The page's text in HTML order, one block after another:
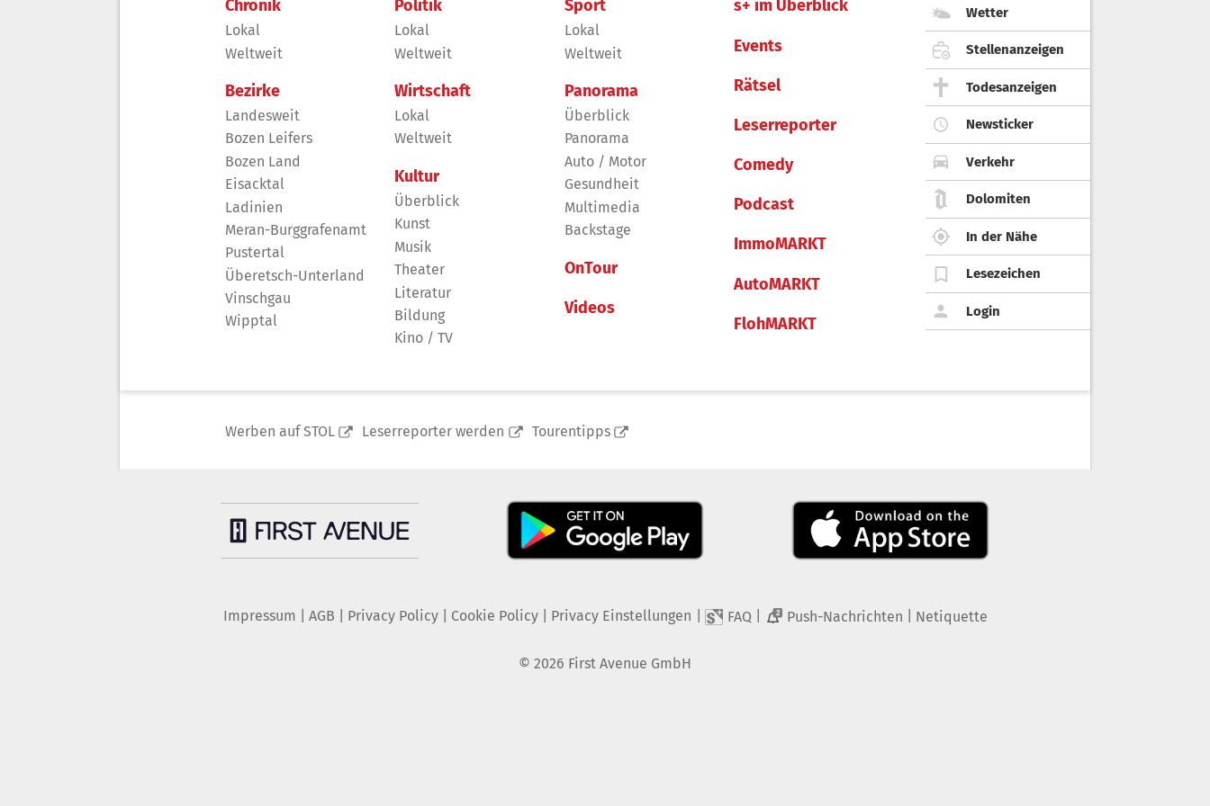
Chronik
Lokal
Weltweit
Bezirke
Landesweit
Bozen Leifers
Bozen Land
Eisacktal
Ladinien
Meran-Burggrafenamt
Pustertal
Überetsch-Unterland
Vinschgau
Wipptal
Politik
Lokal
Weltweit
Wirtschaft
Lokal
Weltweit
Kultur
Überblick
Kunst
Musik
Theater
Literatur
Bildung
Kino / TV
Sport
Lokal
Weltweit
Panorama
Überblick
Panorama
Auto / Motor
Gesundheit
Multimedia
Backstage
OnTour
Videos
s+ im Überblick
Events
Rätsel
Leserreporter
Comedy
Podcast
ImmoMARKT
AutoMARKT
FlohMARKT
Wetter
Stellenanzeigen
Todesanzeigen
Newsticker
Verkehr
Dolomiten
In der Nähe
Lesezeichen
Login
Werben auf STOL Leserreporter werden Tourentipps
Impressum AGB Privacy Policy| Cookie Policy| Privacy Einstellungen FAQ 2 Push-Nachrichten Netiquette
© 2026 First Avenue GmbH